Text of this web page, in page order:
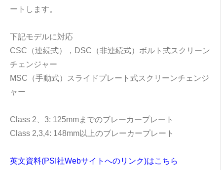
ートします。
下記モデルに対応
CSC（連続式），DSC（非連続式）ボルト式スクリーン
チェンジャー
MSC（手動式）スライドプレート式スクリーンチェンジ
ャー
Class 2、3: 125mmまでのブレーカープレート
Class 2,3,4: 148mm以上のブレーカープレート
英文資料(PSI社Webサイトへのリンク)はこちら